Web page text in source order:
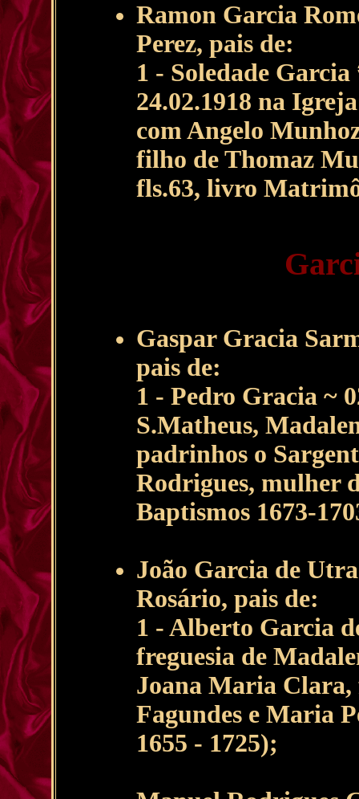
Ramon Garcia
Perez, pais de:
1 - Soledade
24.02.1918 na
com Angelo
filho de Thomaz
fls.63, livro
Gaspar Gracia
pais de:
1 - Pedro Gracia ~
S.Matheus,
padrinhos o
Rodrigues, mulher
Baptismos 1673-
João Garcia de
Rosário, pais de:
1 - Alberto Garcia
freguesia de
Joana Maria
Fagundes e Maria
1655 - 1725);